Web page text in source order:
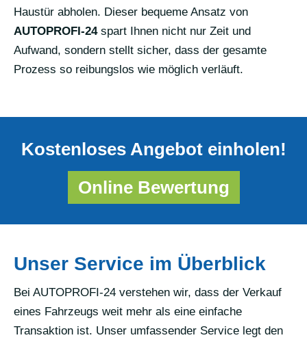
Haustür abholen. Dieser bequeme Ansatz von
AUTOPROFI-24spart Ihnen nicht nur Zeit und
Aufwand, sondern stellt sicher, dass der gesamte
Prozess so reibungslos wie möglich verläuft.
Kostenloses Angebot einholen!
Online Bewertung
Unser Service im Überblick
Bei AUTOPROFI-24 verstehen wir, dass der Verkauf
eines Fahrzeugs weit mehr als eine einfache
Transaktion ist. Unser umfassender Service legt den